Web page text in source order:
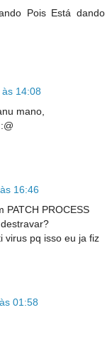
Pois Está dando
14:08
mano,
16:46
PATCH PROCESS
virus pq isso eu ja fiz
01:58